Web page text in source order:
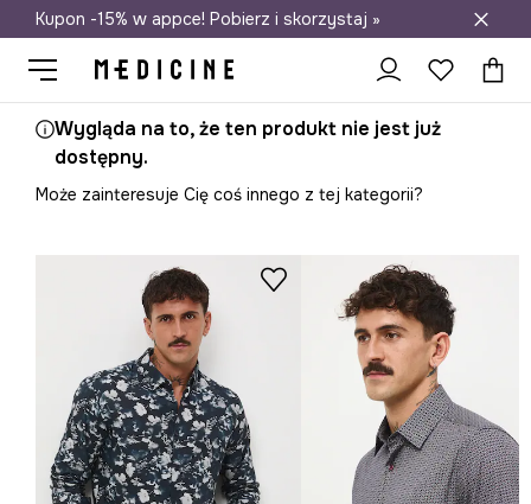
Darmowa dostawa do salonów
Kupon -15% w appce! Pobierz i skorzystaj »
Wygląda na to, że ten produkt nie jest już
dostępny.
Może zainteresuje Cię coś innego z tej kategorii?